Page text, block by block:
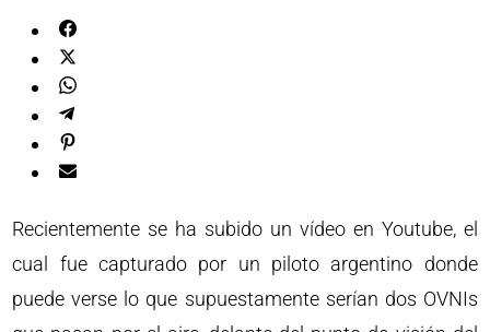
Recientemente se ha subido un vídeo en Youtube, el
cual fue capturado por un piloto argentino donde
puede verse lo que supuestamente serían dos OVNIs